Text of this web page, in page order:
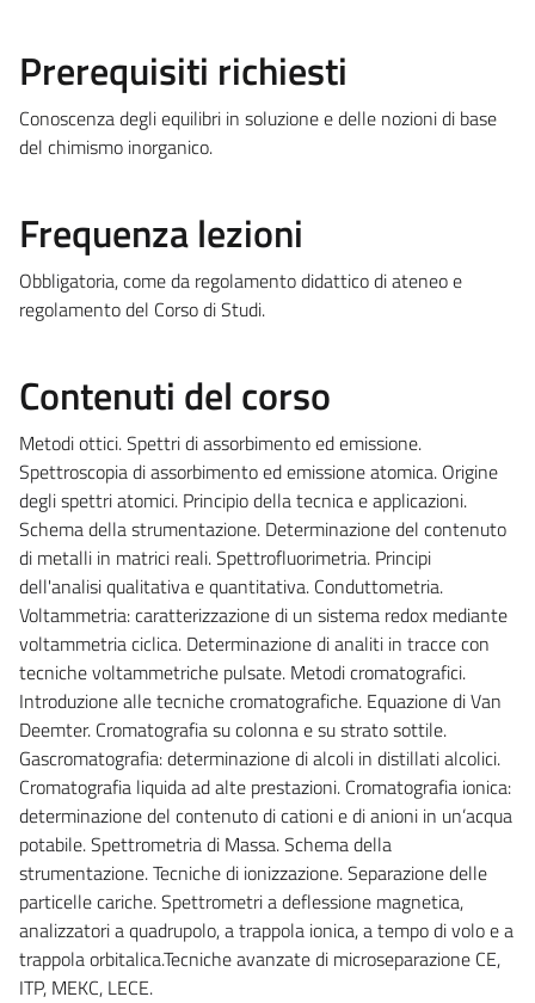
Prerequisiti richiesti
Conoscenza degli equilibri in soluzione e delle nozioni di base
del chimismo inorganico.
Frequenza lezioni
Obbligatoria, come da regolamento didattico di ateneo e
regolamento del Corso di Studi.
Contenuti del corso
Metodi ottici. Spettri di assorbimento ed emissione.
Spettroscopia di assorbimento ed emissione atomica. Origine
degli spettri atomici. Principio della tecnica e applicazioni.
Schema della strumentazione. Determinazione del contenuto
di metalli in matrici reali. Spettrofluorimetria. Principi
dell'analisi qualitativa e quantitativa. Conduttometria.
Voltammetria: caratterizzazione di un sistema redox mediante
voltammetria ciclica. Determinazione di analiti in tracce con
tecniche voltammetriche pulsate. Metodi cromatografici.
Introduzione alle tecniche cromatografiche. Equazione di Van
Deemter. Cromatografia su colonna e su strato sottile.
Gascromatografia: determinazione di alcoli in distillati alcolici.
Cromatografia liquida ad alte prestazioni. Cromatografia ionica:
determinazione del contenuto di cationi e di anioni in un’acqua
potabile. Spettrometria di Massa. Schema della
strumentazione. Tecniche di ionizzazione. Separazione delle
particelle cariche. Spettrometri a deflessione magnetica,
analizzatori a quadrupolo, a trappola ionica, a tempo di volo e a
trappola orbitalica.Tecniche avanzate di microseparazione CE,
ITP, MEKC, LECE.